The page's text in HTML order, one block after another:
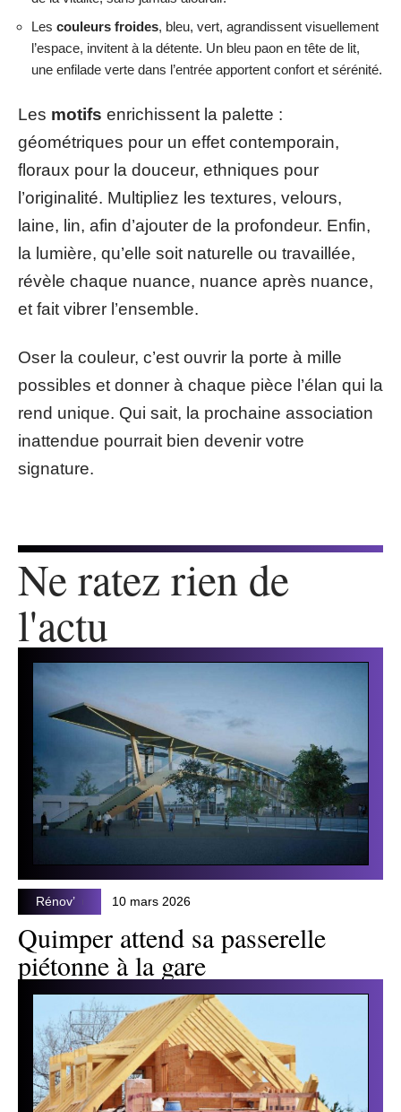
Les couleurs froides, bleu, vert, agrandissent visuellement
l’espace, invitent à la détente. Un bleu paon en tête de lit,
une enfilade verte dans l’entrée apportent confort et sérénité.
Les motifs enrichissent la palette :
géométriques pour un effet contemporain,
floraux pour la douceur, ethniques pour
l’originalité. Multipliez les textures, velours,
laine, lin, afin d’ajouter de la profondeur. Enfin,
la lumière, qu’elle soit naturelle ou travaillée,
révèle chaque nuance, nuance après nuance,
et fait vibrer l’ensemble.
Oser la couleur, c’est ouvrir la porte à mille
possibles et donner à chaque pièce l’élan qui la
rend unique. Qui sait, la prochaine association
inattendue pourrait bien devenir votre
signature.
Ne ratez rien de
l'actu
Rénov’ 10 mars 2026
Quimper attend sa passerelle
piétonne à la gare